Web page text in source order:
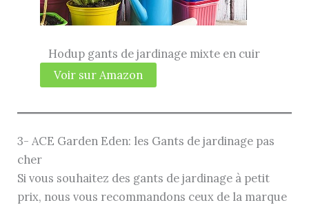
Hodup gants de jardinage mixte en cuir
Voir sur Amazon
3- ACE Garden Eden: les Gants de jardinage pas
cher
Si vous souhaitez des gants de jardinage à petit
prix, nous vous recommandons ceux de la marque